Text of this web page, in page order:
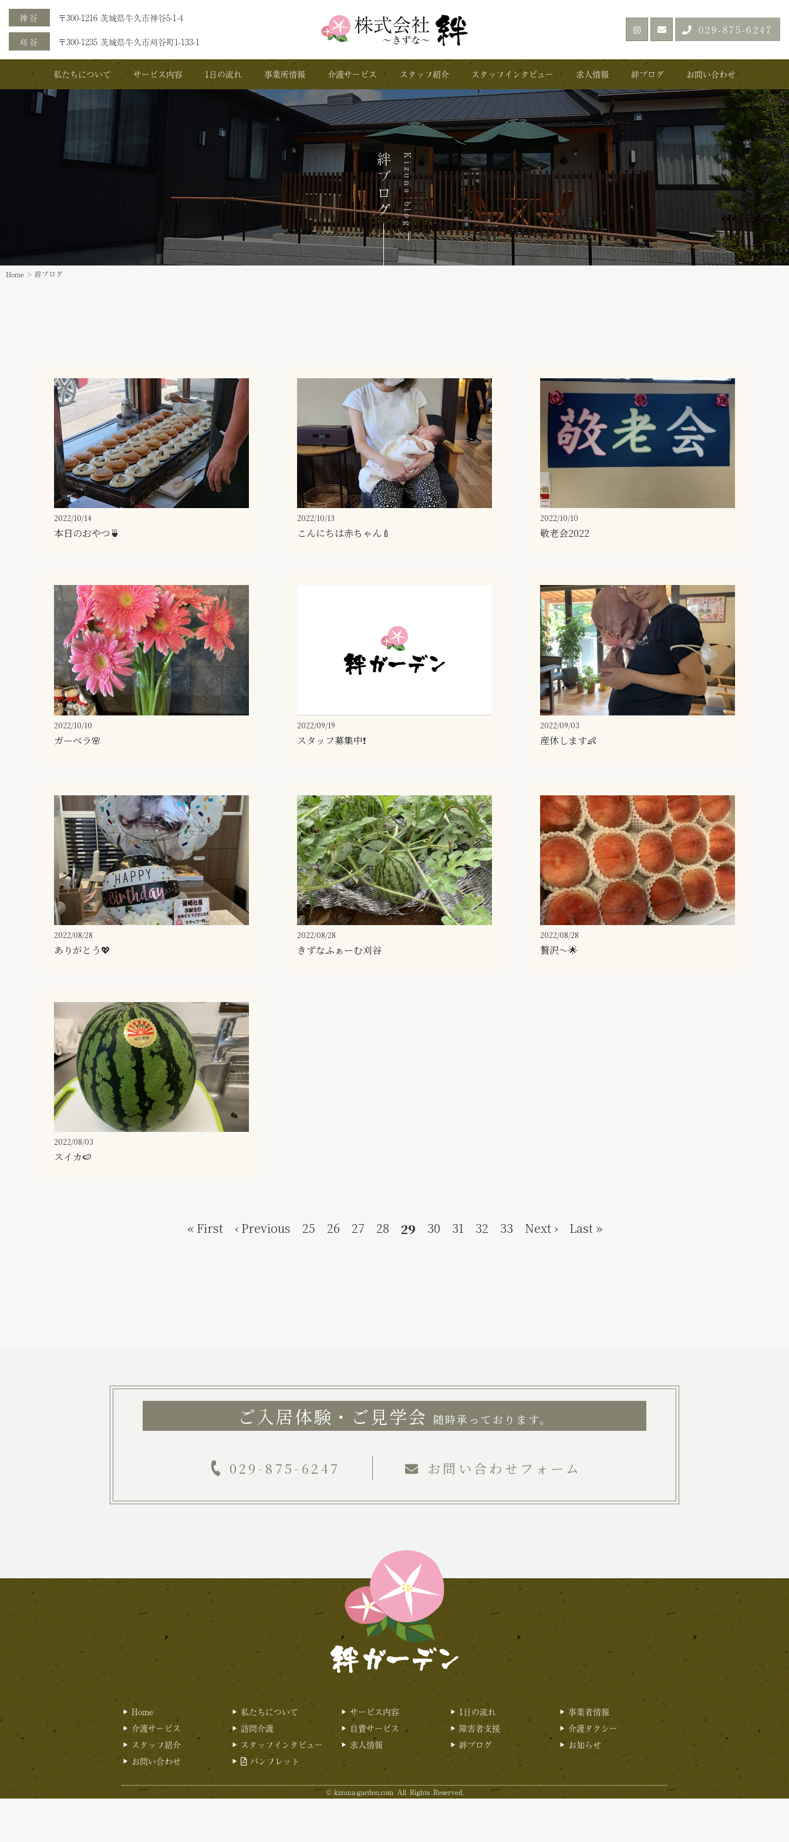
神谷 〒300-1216 茨城県牛久市神谷5-1-4
刈谷 〒300-1235 茨城県牛久市刈谷町1-133-1
029-875-6247
私たちについて サービス内容 1日の流れ 事業所情報 介護サービス スタッフ紹介 スタッフインタビュー 求人情報 絆ブログ お問い合わせ
Kizuna blog
絆ブログ
Home > 絆ブログ
2022/10/14
本日のおやつ🍵
2022/10/13
こんにちは赤ちゃん🍼
2022/10/10
敬老会2022
2022/10/10
ガーベラ🌸
2022/09/19
スタッフ募集中❗️
2022/09/03
産休します👶
2022/08/28
ありがとう💖
2022/08/28
きずなふぁーむ刈谷
2022/08/28
贅沢〜🌟
2022/08/03
スイカ🍉
« First ‹ Previous 25 26 27 28 29 30 31 32 33 Next › Last »
ご入居体験・ご見学会 随時承っております。
029-875-6247 お問い合わせフォーム
Home 私たちについて サービス内容 1日の流れ
事業者情報
介護サービス
訪問介護 自費サービス 障害者支援
介護タクシー
スタッフ紹介
スタッフインタビュー 求人情報 絆ブログ
お知らせ
お問い合わせ
パンフレット
© kizuna-garden.comAll Rights Reserved.